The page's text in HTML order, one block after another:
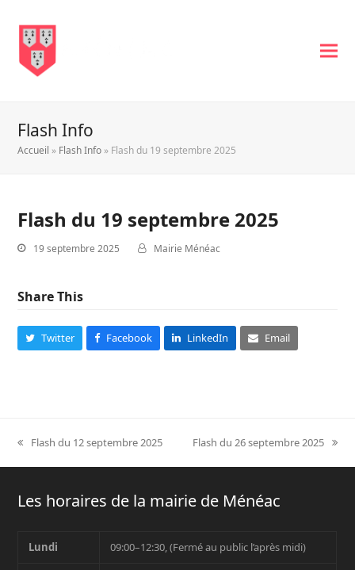
Flash Info
Accueil » Flash Info » Flash du 19 septembre 2025
Flash du 19 septembre 2025
19 septembre 2025 Mairie Ménéac
Share This
Twitter Facebook LinkedIn Email
previous
post:
Flash du 12 septembre 2025
next
post:
Flash du 26 septembre 2025
Les horaires de la mairie de Ménéac
Lundi 09:00–12:30, (Fermé au public l’après midi)